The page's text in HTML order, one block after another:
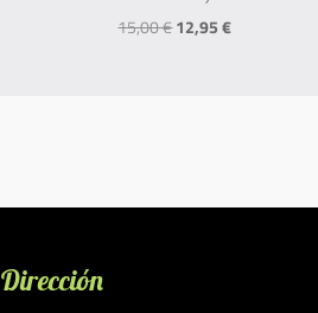
15,00€El
12,95€El
Dirección